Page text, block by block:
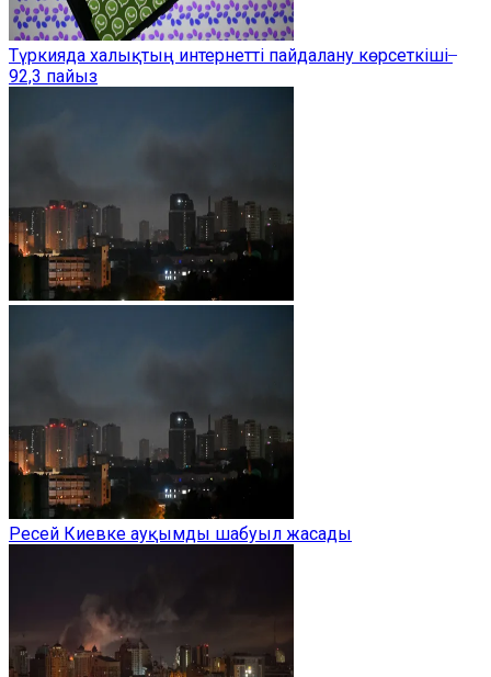
Түркияда халықтың интернетті пайдалану көрсеткіші ̶
92,3 пайыз
Ресей Киевке ауқымды шабуыл жасады